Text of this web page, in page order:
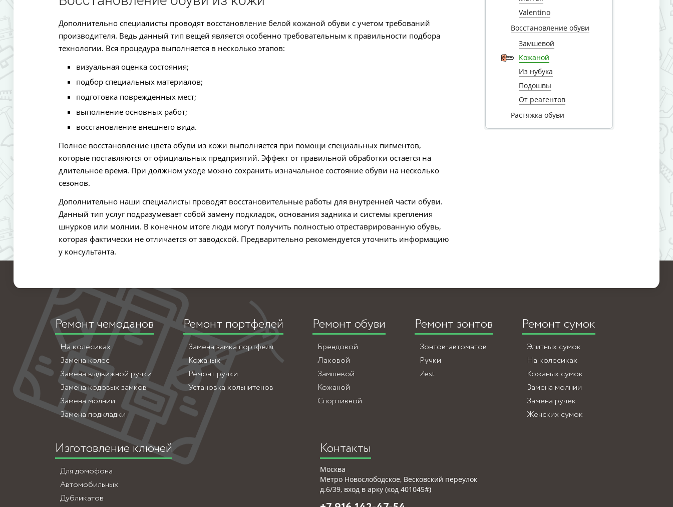
Дополнительно специалисты проводят восстановление белой кожаной обуви с учетом требований
производителя. Ведь данный тип вещей является особенно требовательным к правильности подбора
технологии. Вся процедура выполняется в несколько этапов:
визуальная оценка состояния;
подбор специальных материалов;
подготовка поврежденных мест;
выполнение основных работ;
восстановление внешнего вида.
Полное восстановление цвета обуви из кожи выполняется при помощи специальных пигментов,
которые поставляются от официальных предприятий. Эффект от правильной обработки остается на
длительное время. При должном уходе можно сохранить изначальное состояние обуви на несколько
сезонов.
Дополнительно наши специалисты проводят восстановительные работы для внутренней части обуви.
Данный тип услуг подразумевает собой замену подкладок, основания задника и системы крепления
шнурков или молнии. В конечном итоге люди могут получить полностью отреставрированную обувь,
которая фактически не отличается от заводской. Предварительно рекомендуется уточнить информацию
у консультанта.
Valentino
Восстановление обуви
Замшевой
Кожаной
Из нубука
Подошвы
От реагентов
Растяжка обуви
Ремонт чемоданов
На колесиках
Замена колес
Замена выдвижной ручки
Замена кодовых замков
Замена молнии
Замена подкладки
Ремонт портфелей
Замена замка портфеля
Кожаных
Ремонт ручки
Установка хольнитенов
Ремонт обуви
Брендовой
Лаковой
Замшевой
Кожаной
Спортивной
Ремонт зонтов
Зонтов-автоматов
Ручки
Zest
Ремонт сумок
Элитных сумок
На колесиках
Кожаных сумок
Замена молнии
Замена ручек
Женских сумок
Изготовление ключей
Для домофона
Автомобильных
Дубликатов
Контакты
Москва
Метро Новослободское, Весковский переулок
д.6/39, вход в арку (код 401045#)